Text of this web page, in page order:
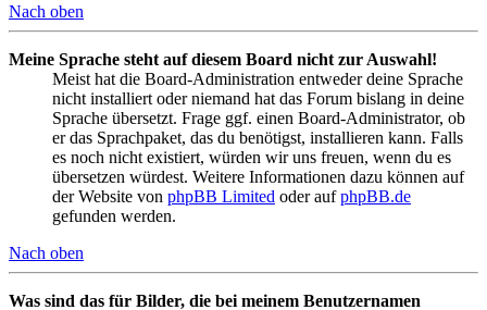
Nach oben
Meine Sprache steht auf diesem Board nicht zur Auswahl!
Meist hat die Board-Administration entweder deine Sprache
nicht installiert oder niemand hat das Forum bislang in deine
Sprache übersetzt. Frage ggf. einen Board-Administrator, ob
er das Sprachpaket, das du benötigst, installieren kann. Falls
es noch nicht existiert, würden wir uns freuen, wenn du es
übersetzen würdest. Weitere Informationen dazu können auf
der Website von phpBB Limited oder aufphpBB.de
gefunden werden.
Nach oben
Was sind das für Bilder, die bei meinem Benutzernamen